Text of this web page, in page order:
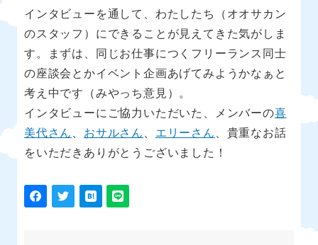
インタビューを通して、わたしたち（オオサカン
のスタッフ）にできることが見えてきた気がしま
す。まずは、同じお仕事につくフリーランス同士
の座談会とかイベント企画あげてみようかなぁと
考え中です（みやっち意見）。
インタビューにご協力いただいた、メンバーの喜
美代さん、 おサルさん、 エリーさん、貴重なお話
をいただきありがとうございました！